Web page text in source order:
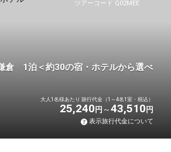
ツアーコード Q02MEE
倉 1泊＜約30の宿・ホテルから選べ
大人1名様あたり 旅行代金（1～4名1室・税込）
25,240 円 43,510 円
表示旅行代金について